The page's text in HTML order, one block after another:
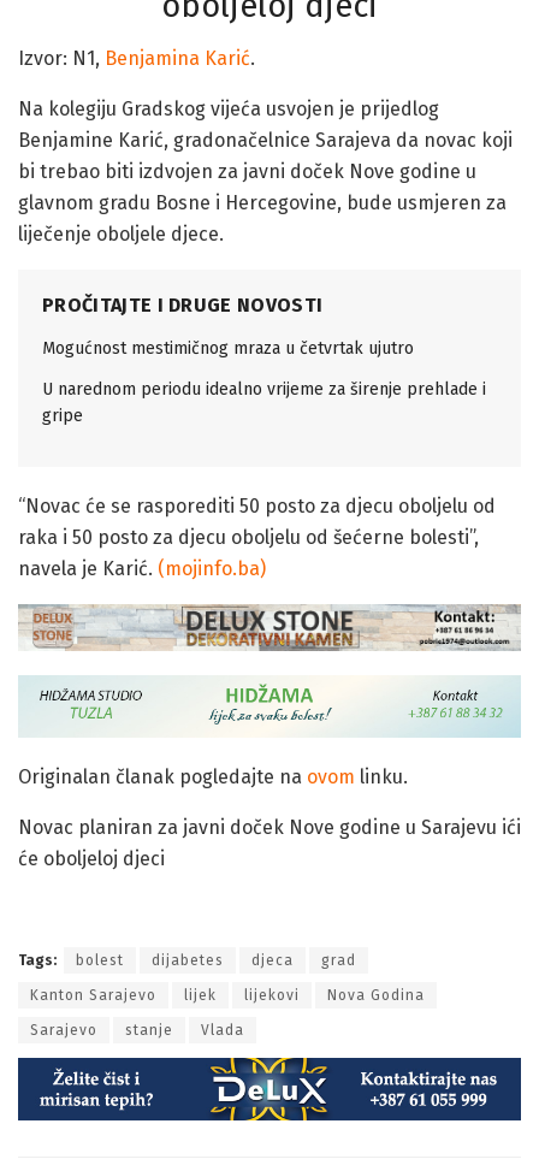
Izvor: N1, Benjamina Karić.
Na kolegiju Gradskog vijeća usvojen je prijedlog
Benjamine Karić, gradonačelnice Sarajeva da novac koji
bi trebao biti izdvojen za javni doček Nove godine u
glavnom gradu Bosne i Hercegovine, bude usmjeren za
liječenje oboljele djece.
PROČITAJTE I DRUGE NOVOSTI
Mogućnost mestimičnog mraza u četvrtak ujutro
U narednom periodu idealno vrijeme za širenje prehlade i
gripe
“Novac će se rasporediti 50 posto za djecu oboljelu od
raka i 50 posto za djecu oboljelu od šećerne bolesti”,
navela je Karić. (mojinfo.ba)
Originalan članak pogledajte na ovom linku.
Novac planiran za javni doček Nove godine u Sarajevu ići
će oboljeloj djeci
Tags: bolest dijabetes djeca grad
Kanton Sarajevo lijek lijekovi Nova Godina
Sarajevo stanje Vlada